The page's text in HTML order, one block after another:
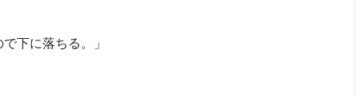
下に落ちる。」